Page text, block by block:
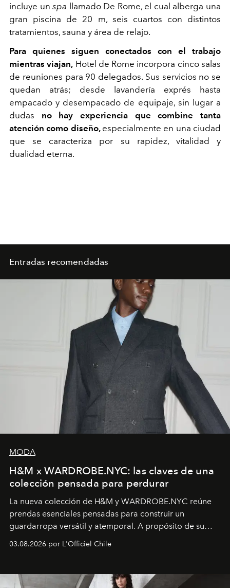
incluye unspa llamado De Rome, el cual alberga una
gran piscina de 20 m, seis cuartos con distintos
tratamientos, sauna y área de relajo.
Para quienes siguen conectados con el trabajo
mientras viajan, Hotel de Rome incorpora cinco salas
de reuniones para 90 delegados. Sus servicios no se
quedan atrás; desde lavandería exprés hasta
empacado y desempacado de equipaje, sin lugar a
dudas no hay experiencia que combine tanta
atención como diseño, especialmente en una ciudad
que se caracteriza por su rapidez, vitalidad y
dualidad eterna.
Entradas recomendadas
MODA
H&M x WARDROBE.NYC: las claves de una
colección pensada para perdurar
La nueva colección de H&M y WARDROBE.NYC reúne
prendas esenciales pensadas para construir un
guardarropa versátil y atemporal. A propósito de su
la asesora creativa y jefa de diseño global de la marca
y la filosofía detrás de la propuesta.
03.08.2026 por L'Officiel Chile